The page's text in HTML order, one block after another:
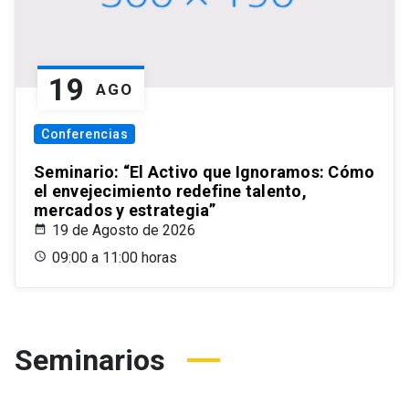
19 AGO
Conferencias
Seminario: “El Activo que Ignoramos: Cómo
el envejecimiento redefine talento,
mercados y estrategia”
19 de Agosto de 2026
09:00 a 11:00 horas
Seminarios